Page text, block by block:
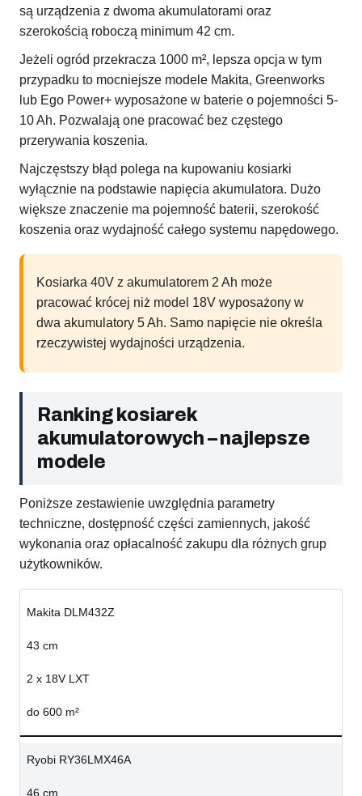
są urządzenia z dwoma akumulatorami oraz
szerokością roboczą minimum 42 cm.
Jeżeli ogród przekracza 1000 m², lepsza opcja w tym
przypadku to mocniejsze modele Makita, Greenworks
lub Ego Power+ wyposażone w baterie o pojemności 5-
10 Ah. Pozwalają one pracować bez częstego
przerywania koszenia.
Najczęstszy błąd polega na kupowaniu kosiarki
wyłącznie na podstawie napięcia akumulatora. Dużo
większe znaczenie ma pojemność baterii, szerokość
koszenia oraz wydajność całego systemu napędowego.
Kosiarka 40V z akumulatorem 2 Ah może
pracować krócej niż model 18V wyposażony w
dwa akumulatory 5 Ah. Samo napięcie nie określa
rzeczywistej wydajności urządzenia.
Ranking kosiarek
akumulatorowych – najlepsze
modele
Poniższe zestawienie uwzględnia parametry
techniczne, dostępność części zamiennych, jakość
wykonania oraz opłacalność zakupu dla różnych grup
użytkowników.
Makita DLM432Z
43 cm
2 x 18V LXT
do 600 m²
Ryobi RY36LMX46A
46 cm